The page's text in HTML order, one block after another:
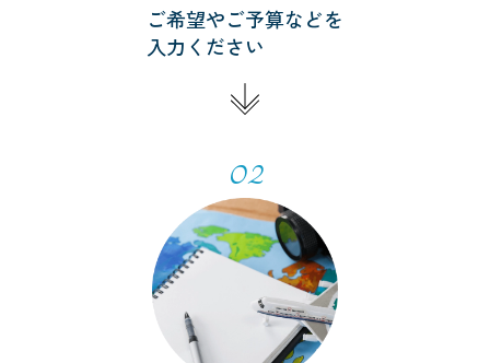
ご希望やご予算などを
入力ください
02